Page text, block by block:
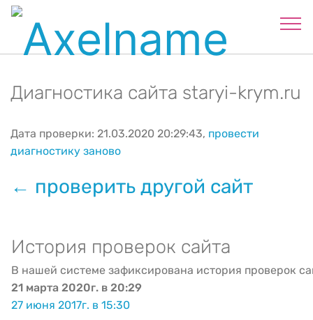
Диагностика сайта staryi-krym.ru
Дата проверки: 21.03.2020 20:29:43, провести
диагностику заново
← проверить другой сайт
История проверок сайта
В нашей системе зафиксирована история проверок
21 марта 2020г. в 20:29
27 июня 2017г. в 15:30